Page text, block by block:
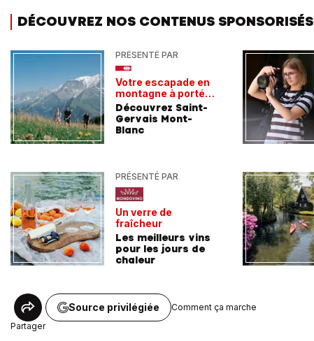
DÉCOUVREZ NOS CONTENUS SPONSORISÉS
PRÉSENTÉ PAR
Votre escapade en
montagne à portée
de train
Découvrez Saint-
Gervais Mont-
Blanc
PRÉSENTÉ PAR
Un verre de
fraîcheur
Les meilleurs vins
pour les jours de
chaleur
Partager
Source privilégiée Comment ça marche